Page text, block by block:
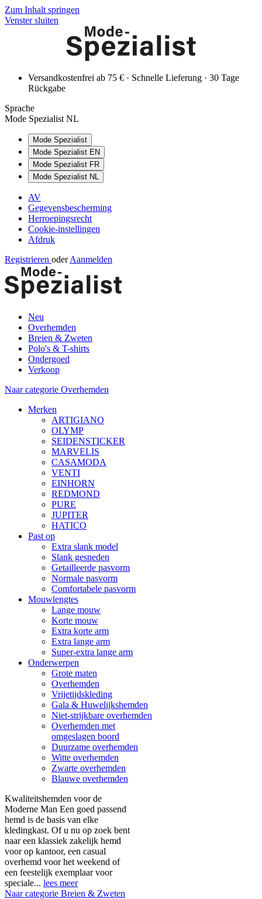
Zum Inhalt springen
Venster sluiten
Versandkostenfrei ab 75 € · Schnelle Lieferung · 30 Tage
Rückgabe
Sprache
Mode Spezialist NL
Mode Spezialist
Mode Spezialist EN
Mode Spezialist FR
Mode Spezialist NL
AV
Gegevensbescherming
Herroepingsrecht
Cookie-instellingen
Afdruk
Registrieren oder Aanmelden
Neu
Overhemden
Breien & Zweten
Polo's & T-shirts
Ondergoed
Verkoop
Naar categorie Overhemden
Merken
ARTIGIANO
OLYMP
SEIDENSTICKER
MARVELIS
CASAMODA
VENTI
EINHORN
REDMOND
PURE
JUPITER
HATICO
Past op
Extra slank model
Slank gesneden
Getailleerde pasvorm
Normale pasvorm
Comfortabele pasvorm
Mouwlengtes
Lange mouw
Korte mouw
Extra korte arm
Extra lange arm
Super-extra lange arm
Onderwerpen
Grote maten
Overhemden
Vrijetijdskleding
Gala & Huwelijkshemden
Niet-strijkbare overhemden
Overhemden met
omgeslagen boord
Duurzame overhemden
Witte overhemden
Zwarte overhemden
Blauwe overhemden
Kwaliteitshemden voor de
Moderne Man Een goed passend
hemd is de basis van elke
kledingkast. Of u nu op zoek bent
naar een klassiek zakelijk hemd
voor op kantoor, een casual
overhemd voor het weekend of
een feestelijk exemplaar voor
speciale... lees meer
Naar categorie Breien & Zweten